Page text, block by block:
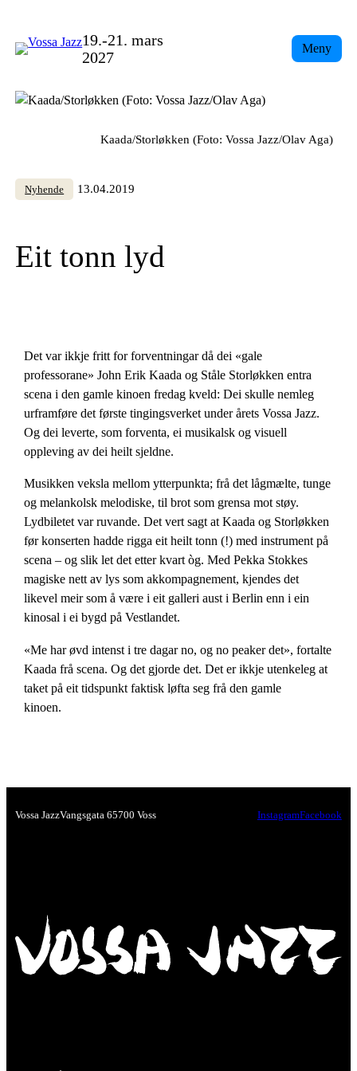
content
19.-21. mars
2027
Meny
Kaada/Storløkken (Foto: Vossa Jazz/Olav Aga)
Nyhende 13.04.2019
Eit tonn lyd
Det var ikkje fritt for forventningar då dei «gale
professorane» John Erik Kaada og Ståle Storløkken entra
scena i den gamle kinoen fredag kveld: Dei skulle nemleg
urframføre det første tingingsverket under årets Vossa Jazz.
Og dei leverte, som forventa, ei musikalsk og visuell
oppleving av dei heilt sjeldne.
Musikken veksla mellom ytterpunkta; frå det lågmælte, tunge
og melankolsk melodiske, til brot som grensa mot støy.
Lydbiletet var ruvande. Det vert sagt at Kaada og Storløkken
før konserten hadde rigga eit heilt tonn (!) med instrument på
scena – og slik let det etter kvart òg. Med Pekka Stokkes
magiske nett av lys som akkompagnement, kjendes det
likevel meir som å være i eit galleri aust i Berlin enn i ein
kinosal i ei bygd på Vestlandet.
«Me har øvd intenst i tre dagar no, og no peaker det», fortalte
Kaada frå scena. Og det gjorde det. Det er ikkje utenkeleg at
taket på eit tidspunkt faktisk løfta seg frå den gamle
kinoen.
Vossa JazzVangsgata 65700 Voss InstagramFacebook